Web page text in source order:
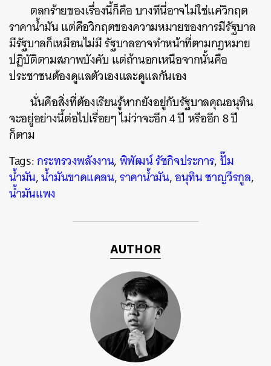
ตลกร้ายของเรื่องนี้ก็คือ บางทีนี่อาจไม่ใช่แค่วิกฤต
ราคาน้ำมัน แต่คือวิกฤตของความหมายของการมีรัฐบาล
มีรัฐบาลก็เหมือนไม่มี รัฐบาลอาจทำหน้าที่ตามกฎหมาย
ปฏิบัติตามสภาพบังคับ แต่ถ้านอกเหนือจากนั้นคือ
ประชาชนต้องดูแลตัวเองและดูแลกันเอง
นั่นคือสิ่งที่ต้องเรียนรู้หากยังอยู่กับรัฐบาลคุณอนุทิน
จะอยู่อย่างนี้ต่อไปเรื่อยๆ ไม่ว่าจะอีก 4 ปี หรืออีก 8 ปี
ก็ตาม
Tags:กระทรวงพลังงาน,พิพัฒน์ รัชกิจประการ,ปั๊ม
น้ำมัน,น้ำมันขาดแคลน,ราคาน้ำมัน,อนุทิน ชาญวีรกูล,
น้ำมันแพง
AUTHOR